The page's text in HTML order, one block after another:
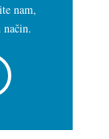
nam,
način.